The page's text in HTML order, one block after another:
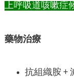
上呼吸道咳嗽症
藥物治療
抗組織胺 +